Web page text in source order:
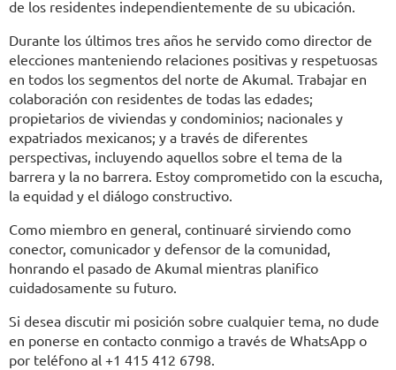
de los residentes independientemente de su ubicación.
Durante los últimos tres años he servido como director de
elecciones manteniendo relaciones positivas y respetuosas
en todos los segmentos del norte de Akumal. Trabajar en
colaboración con residentes de todas las edades;
propietarios de viviendas y condominios; nacionales y
expatriados mexicanos; y a través de diferentes
perspectivas, incluyendo aquellos sobre el tema de la
barrera y la no barrera. Estoy comprometido con la escucha,
la equidad y el diálogo constructivo.
Como miembro en general, continuaré sirviendo como
conector, comunicador y defensor de la comunidad,
honrando el pasado de Akumal mientras planifico
cuidadosamente su futuro.
Si desea discutir mi posición sobre cualquier tema, no dude
en ponerse en contacto conmigo a través de WhatsApp o
por teléfono al +1 415 412 6798.